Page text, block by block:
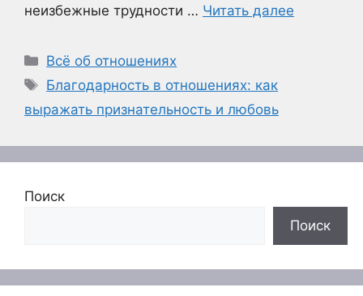
неизбежные трудности … Читать далее
Рубрики
Всё об отношениях
Метки
Благодарность в отношениях: как
выражать признательность и любовь
Поиск
Поиск